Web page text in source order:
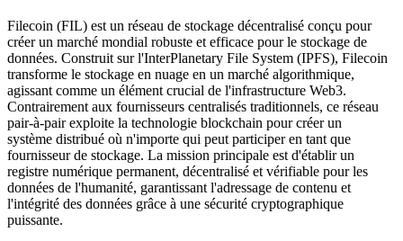
Filecoin (FIL) est un réseau de stockage décentralisé conçu pour
créer un marché mondial robuste et efficace pour le stockage de
données. Construit sur l'InterPlanetary File System (IPFS), Filecoin
transforme le stockage en nuage en un marché algorithmique,
agissant comme un élément crucial de l'infrastructure Web3.
Contrairement aux fournisseurs centralisés traditionnels, ce réseau
pair-à-pair exploite la technologie blockchain pour créer un
système distribué où n'importe qui peut participer en tant que
fournisseur de stockage. La mission principale est d'établir un
registre numérique permanent, décentralisé et vérifiable pour les
données de l'humanité, garantissant l'adressage de contenu et
l'intégrité des données grâce à une sécurité cryptographique
puissante.